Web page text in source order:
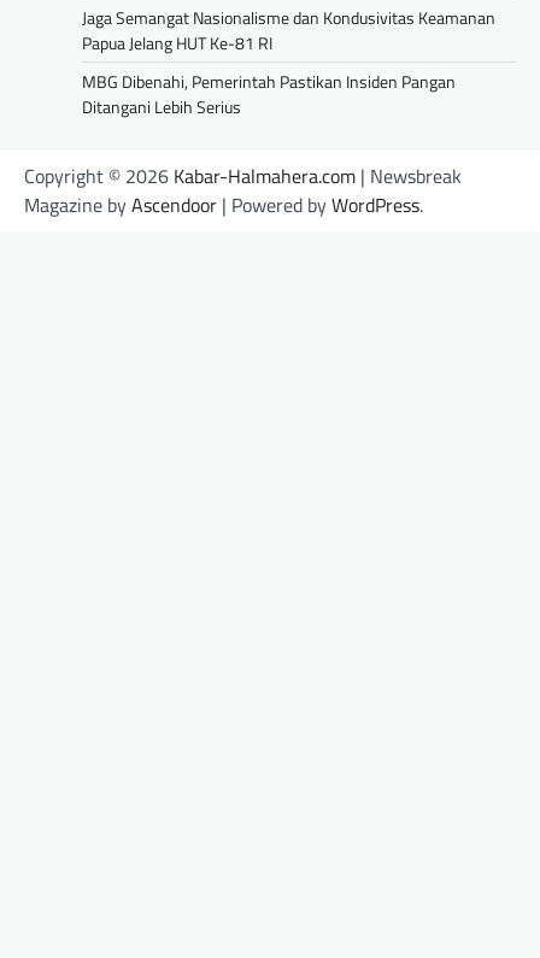
Jaga Semangat Nasionalisme dan Kondusivitas Keamanan
Papua Jelang HUT Ke-81 RI
MBG Dibenahi, Pemerintah Pastikan Insiden Pangan
Ditangani Lebih Serius
Copyright © 2026 Kabar-Halmahera.com | Newsbreak
Magazine byAscendoor | Powered byWordPress.